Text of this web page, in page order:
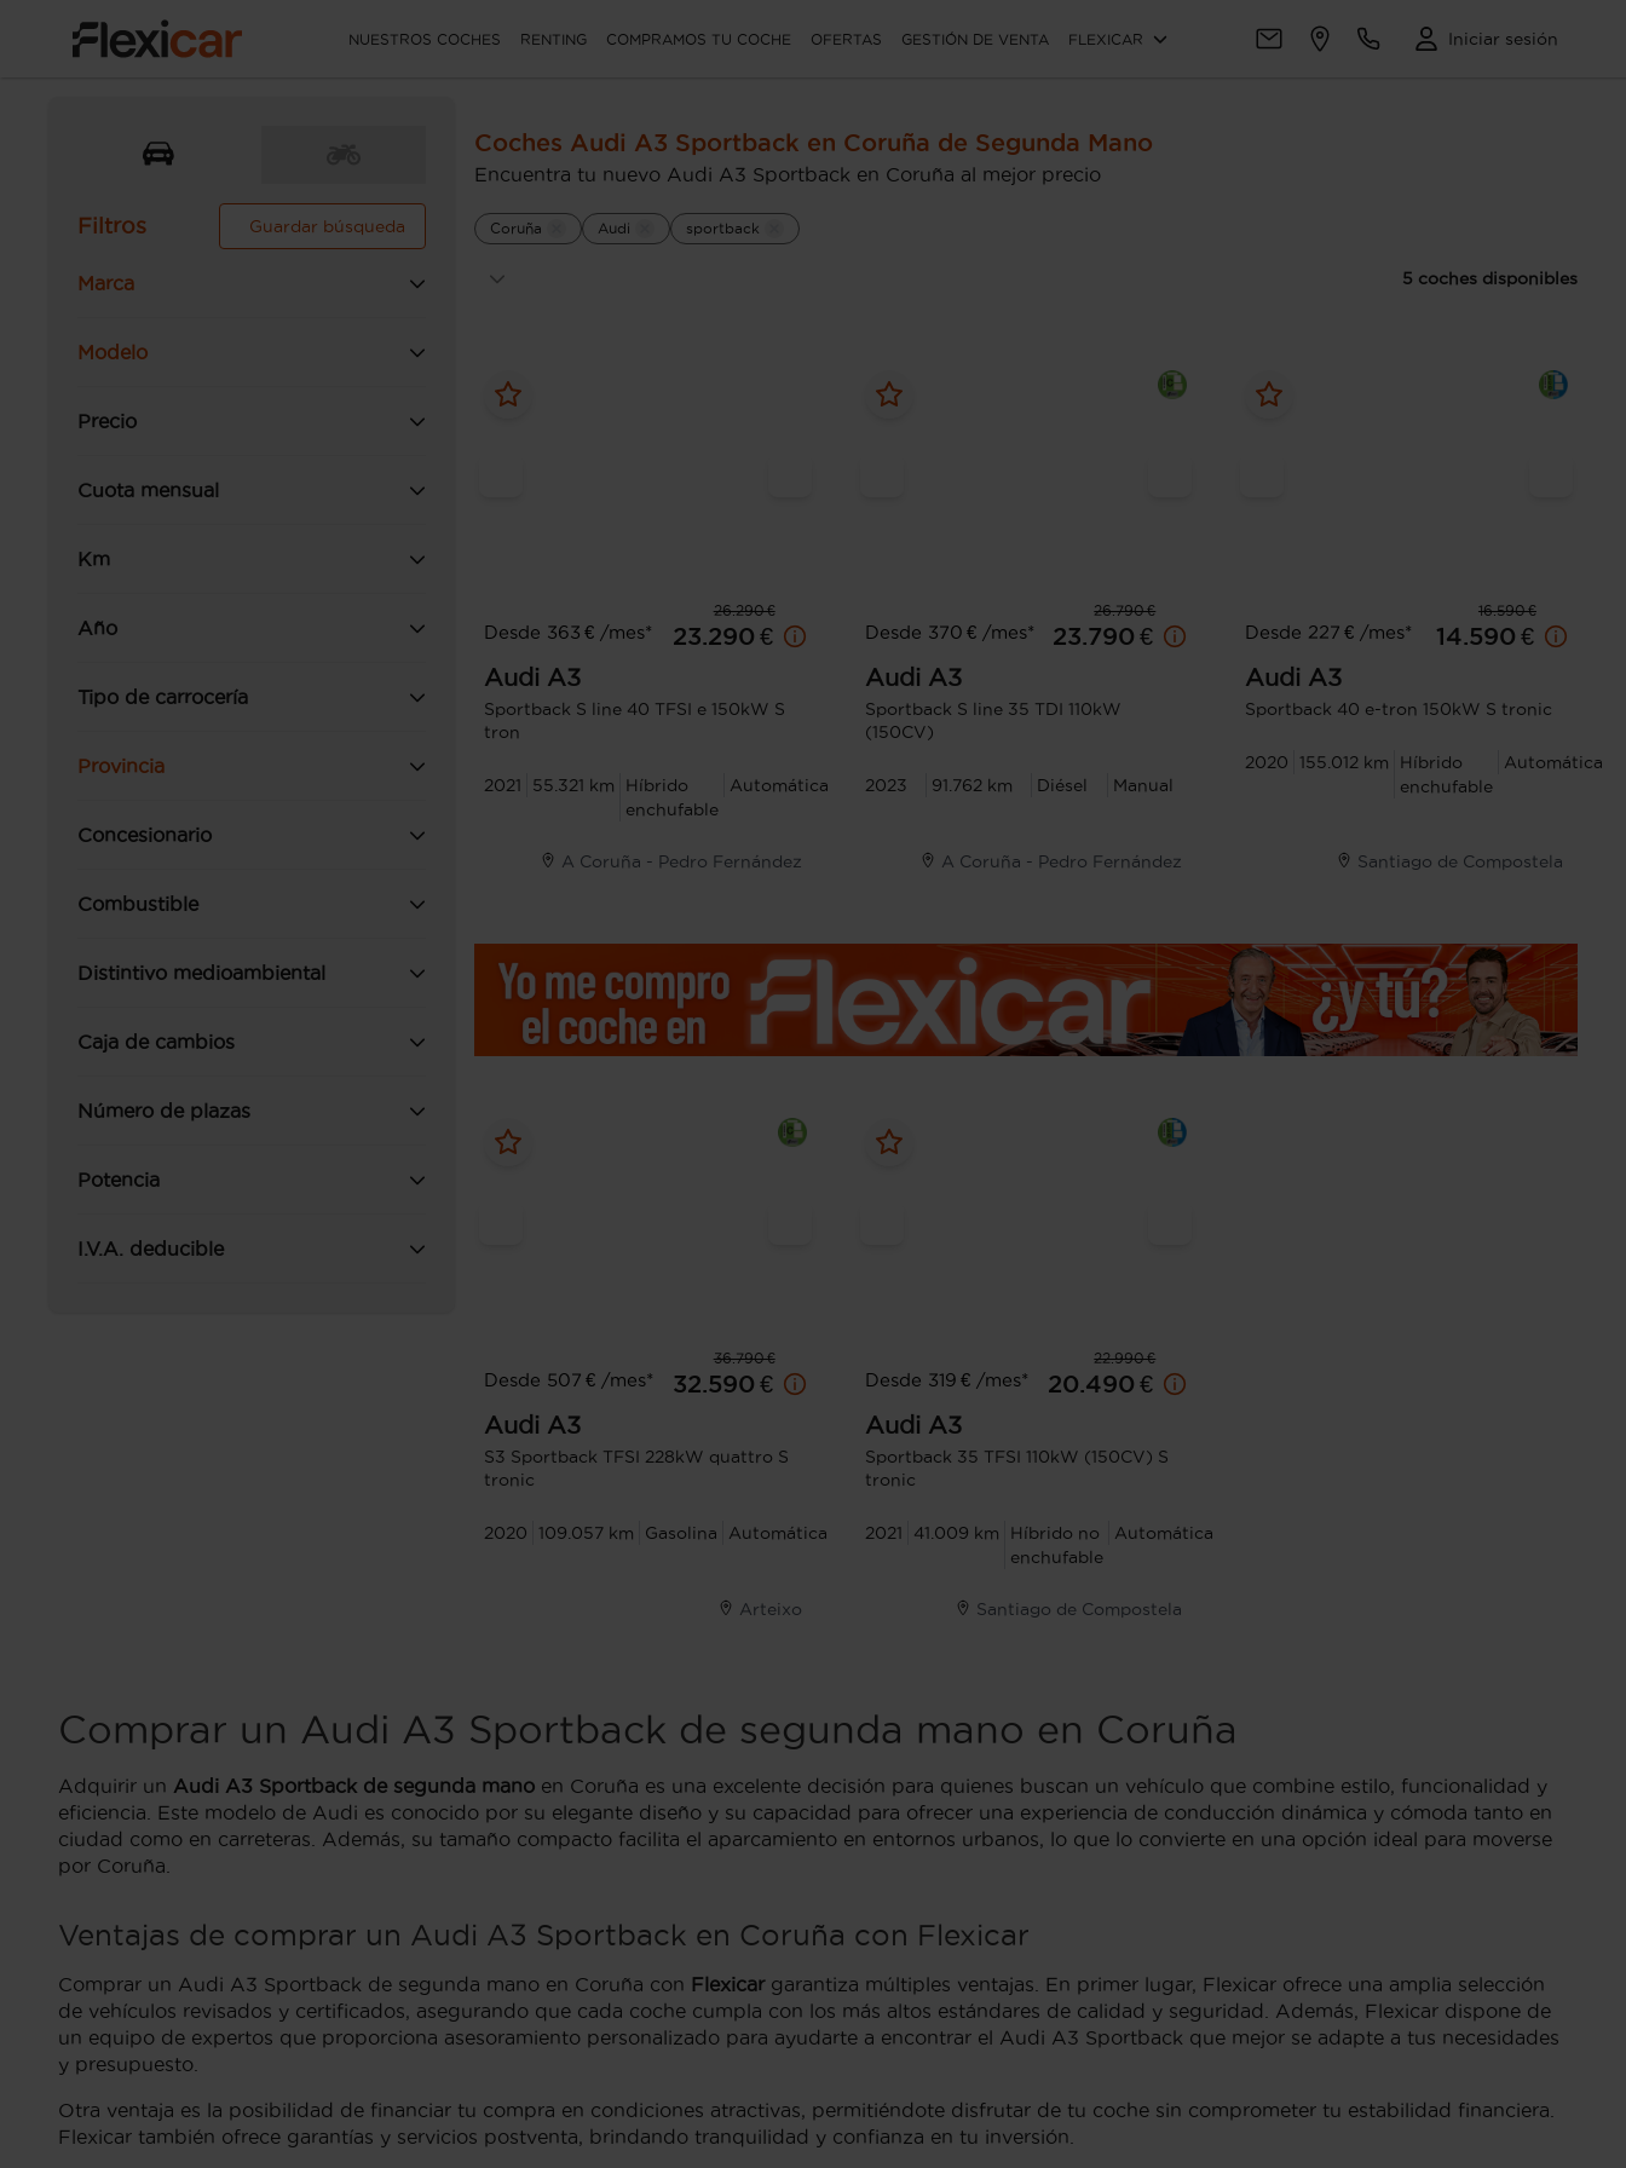
NUESTROS COCHES RENTING COMPRAMOS TU COCHE OFERTAS GESTIÓN DE VENTA FLEXICAR Iniciar sesión
Filtros Guardar búsqueda
Marca
Modelo
Precio
Cuota mensual
Km
Año
Tipo de carrocería
Provincia
Concesionario
Combustible
Distintivo medioambiental
Caja de cambios
Número de plazas
Potencia
I.V.A. deducible
Coches Audi A3 Sportback en Coruña de Segunda Mano
Encuentra tu nuevo Audi A3 Sportback en Coruña al mejor precio
Coruña Audi sportback
5 coches disponibles
26.290 €
Desde 363 € /mes*
23.290 €
Audi A3
Sportback S line 40 TFSI e 150kW S
tron
2021 55.321 km
Híbrido
enchufable
Automática
A Coruña - Pedro Fernández
26.790 €
Desde 370 € /mes*
23.790 €
Audi A3
Sportback S line 35 TDI 110kW
(150CV)
2023 91.762 km Diésel Manual
A Coruña - Pedro Fernández
16.590 €
Desde 227 € /mes*
14.590 €
Audi A3
Sportback 40 e-tron 150kW S tronic
2020 155.012 km
Híbrido
enchufable
Automática
Santiago de Compostela
36.790 €
Desde 507 € /mes*
32.590 €
Audi A3
S3 Sportback TFSI 228kW quattro S
tronic
2020 109.057 km Gasolina Automática
Arteixo
22.990 €
Desde 319 € /mes*
20.490 €
Audi A3
Sportback 35 TFSI 110kW (150CV) S
tronic
2021 41.009 km
Híbrido no
enchufable
Automática
Santiago de Compostela
Comprar un Audi A3 Sportback de segunda mano en Coruña
Adquirir un Audi A3 Sportback de segunda mano en Coruña es una excelente decisión para quienes buscan un vehículo que combine estilo, funcionalidad y
eficiencia. Este modelo de Audi es conocido por su elegante diseño y su capacidad para ofrecer una experiencia de conducción dinámica y cómoda tanto en
ciudad como en carreteras. Además, su tamaño compacto facilita el aparcamiento en entornos urbanos, lo que lo convierte en una opción ideal para moverse
por Coruña.
Ventajas de comprar un Audi A3 Sportback en Coruña con Flexicar
Comprar un Audi A3 Sportback de segunda mano en Coruña con Flexicargarantiza múltiples ventajas. En primer lugar, Flexicar ofrece una amplia selección
de vehículos revisados y certificados, asegurando que cada coche cumpla con los más altos estándares de calidad y seguridad. Además, Flexicar dispone de
un equipo de expertos que proporciona asesoramiento personalizado para ayudarte a encontrar el Audi A3 Sportback que mejor se adapte a tus necesidades
y presupuesto.
Otra ventaja es la posibilidad de financiar tu compra en condiciones atractivas, permitiéndote disfrutar de tu coche sin comprometer tu estabilidad financiera.
Flexicar también ofrece garantías y servicios postventa, brindando tranquilidad y confianza en tu inversión.